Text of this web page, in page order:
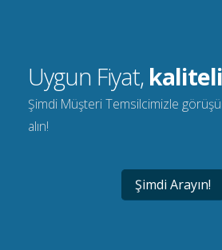
Uygun Fiyat,
Şimdi Müşteri Temsilcimizle
alın!
Şimdi Arayın!